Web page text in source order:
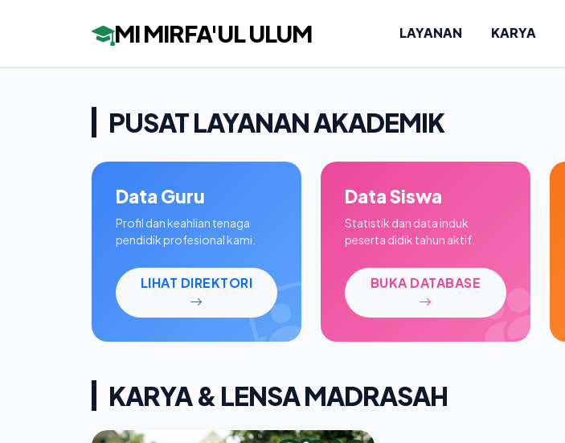
MI MIRFA'UL ULUM LAYANAN KARYA
PUSAT LAYANAN AKADEMIK
Data Guru
Profil dan keahlian tenaga
pendidik profesional kami.
LIHAT DIREKTORI
Data Siswa
Statistik dan data induk
peserta didik tahun aktif.
BUKA DATABASE
KARYA & LENSA MADRASAH